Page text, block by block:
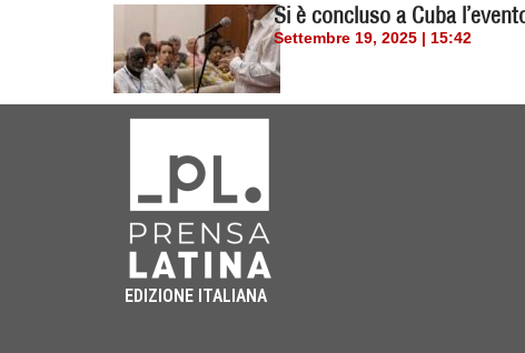
Si è concluso a Cuba
Settembre 19, 2025 | 15:42
EDIZIONE ITALIANA